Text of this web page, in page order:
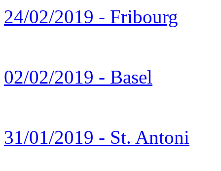
24/02/2019 - Fribourg
02/02/2019 - Basel
31/01/2019 - St. Antoni